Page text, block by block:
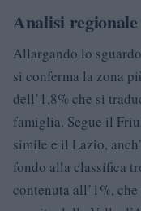
Analisi
Allargando lo
si conferma la zona
dell’1,8% che si
famiglia. Segue il
simile e il Lazio,
fondo alla classifica
contenuta all’1%,